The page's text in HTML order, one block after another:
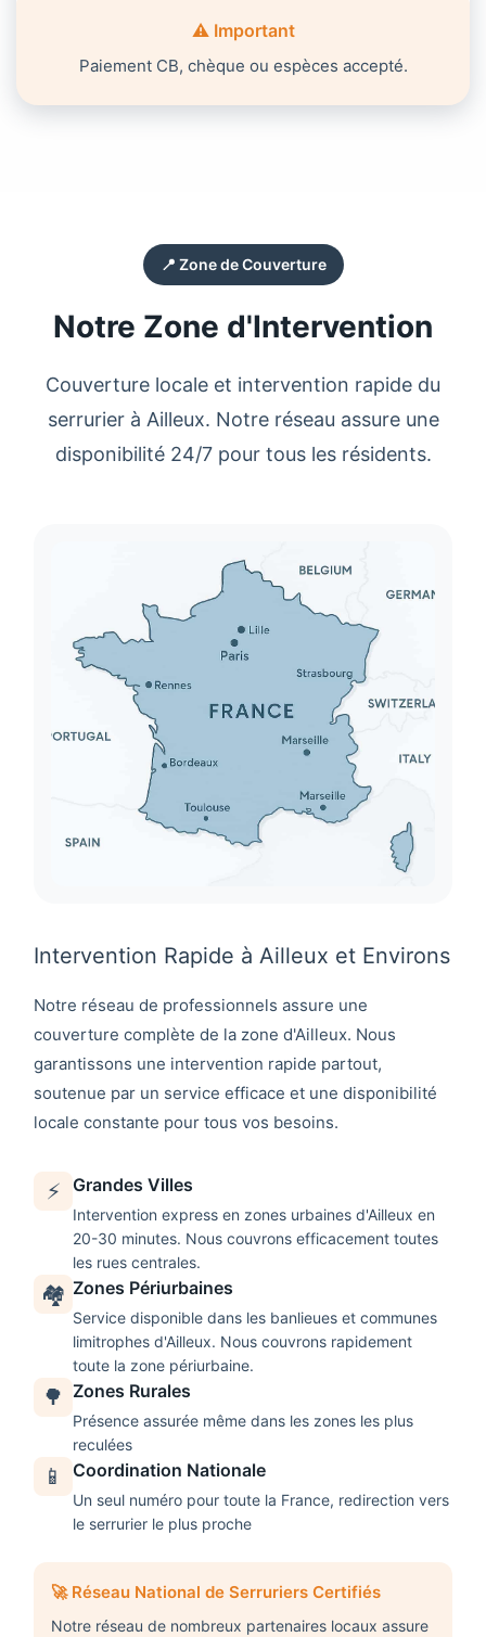
⚠️ Important
Paiement CB, chèque ou espèces accepté.
📍 Zone de Couverture
Notre Zone d'Intervention
Couverture locale et intervention rapide du
serrurierà Ailleux. Notre réseau assure une
disponibilité 24/7 pour tous les résidents.
Intervention Rapide à Ailleux et Environs
Notre réseau de professionnels assure une
couverture complète de la zone d'Ailleux. Nous
garantissons une intervention rapide partout,
soutenue par un service efficace et une disponibilité
locale constante pour tous vos besoins.
⚡ Grandes Villes
Intervention express en zones urbaines d'Ailleux en
20-30 minutes. Nous couvrons efficacement toutes
les rues centrales.
🏘️ Zones Périurbaines
Service disponible dans les banlieues et communes
limitrophes d'Ailleux. Nous couvrons rapidement
toute la zone périurbaine.
🌳 Zones Rurales
Présence assurée même dans les zones les plus
reculées
📱 Coordination Nationale
Un seul numéro pour toute la France, redirection vers
le serrurier le plus proche
🚀 Réseau National de Serruriers Certifiés
Notre réseau de nombreux partenaires locaux assure